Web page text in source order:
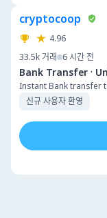
cryptocoop
4.96
33.5k 거래 6 시간 전
Bank Transfer ·
Instant Bank transfer
신규 사용자 환영